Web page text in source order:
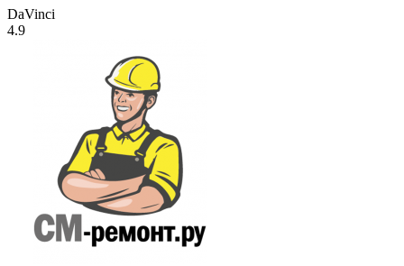
DaVinci
4.9